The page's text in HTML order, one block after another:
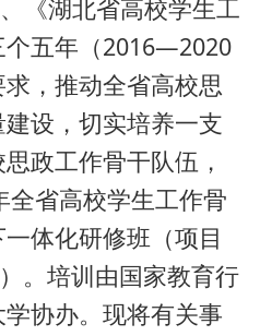
《湖北省高校学生工
个五年（2016—2020
，推动全省高校思
设，切实培养一支
政工作骨干队伍，
全省高校学生工作骨
体化研修班（项目
。培训由国家教育行
协办。现将有关事